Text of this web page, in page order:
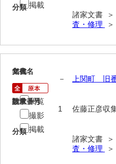
小田家文書（山口
影山家文書
鹿島家文書
鍛冶利吉文書
堅田家文書（一般
分類
諸家文書 ＞
査・修理
＞
掲載
11
文書名
上関町 旧
請求番号
佐藤正彦収
分類
諸家文書 ＞
査・修理
＞
年代
－
数量
1
閲覧
撮影
掲載